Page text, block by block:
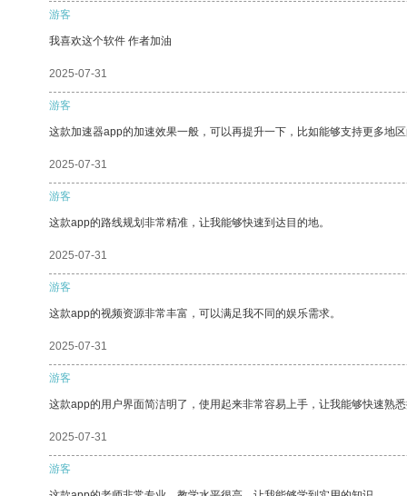
游客
我喜欢这个软件 作者加油
2025-07-31
游客
这款加速器app的加速效果一般，可以再提升一下，比如能够支持更多地
2025-07-31
游客
这款app的路线规划非常精准，让我能够快速到达目的地。
2025-07-31
游客
这款app的视频资源非常丰富，可以满足我不同的娱乐需求。
2025-07-31
游客
这款app的用户界面简洁明了，使用起来非常容易上手，让我能够快速熟
2025-07-31
游客